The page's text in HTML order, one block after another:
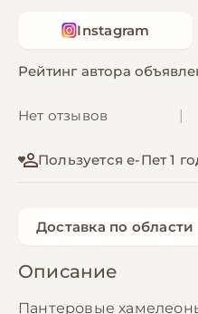
Instagram
Рейтинг автора
Нет отзывов
Пользуется е-Пет 1
Доставка по области
Описание
Пантеровые